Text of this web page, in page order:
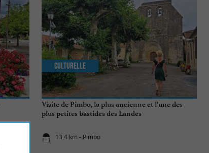
Visite de Pimbo, la plus ancienne et l’une des
plus petites bastides des Landes
13,4 km - Pimbo
Culturelle